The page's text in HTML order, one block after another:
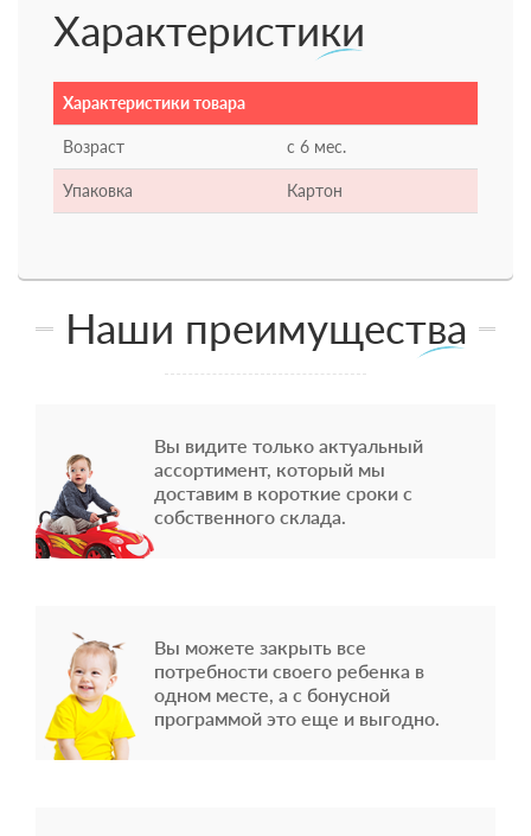
Характеристики
Характеристики товара
Возраст с 6 мес.
Упаковка Картон
Наши преимущества
Вы видите только актуальный
ассортимент, который мы
доставим в короткие сроки с
собственного склада.
Вы можете закрыть все
потребности своего ребенка в
одном месте, а с бонусной
программой это еще и выгодно.